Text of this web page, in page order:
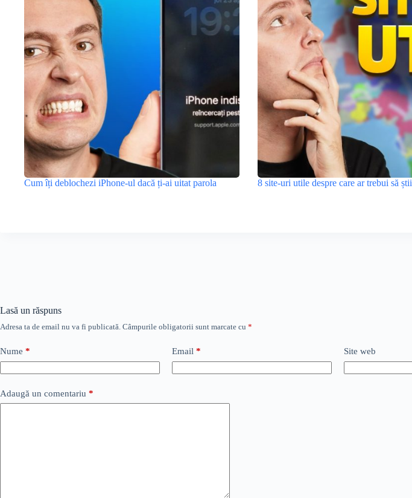
Cum îți deblochezi iPhone-ul dacă ți-ai uitat parola 8 site-uri utile despre care ar trebui să știi
Lasă un răspuns
Adresa ta de email nu va fi publicată. Câmpurile obligatorii sunt marcate cu *
Nume * Email * Site web
Adaugă un comentariu *